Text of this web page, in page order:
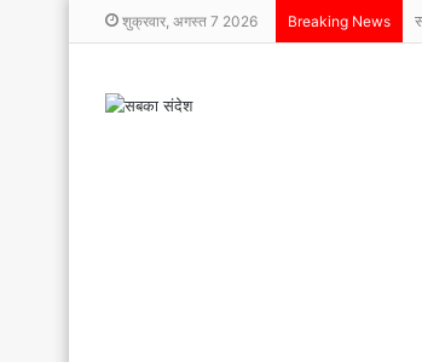
शुक्रवार, अगस्त 7 2026 Breaking News